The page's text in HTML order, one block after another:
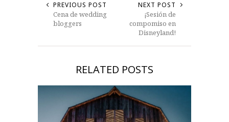
PREVIOUS POST
Cena de wedding
bloggers
NEXT POST
¡Sesión de
compomiso en
Disneyland!
RELATED POSTS